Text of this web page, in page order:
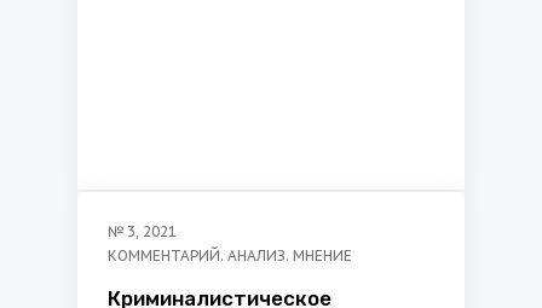
№ 3, 2021
КОММЕНТАРИЙ. АНАЛИЗ. МНЕНИЕ
Криминалистическое